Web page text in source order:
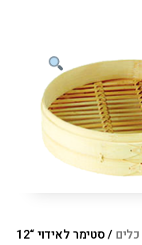
כלים / סטימר לאידוי “12